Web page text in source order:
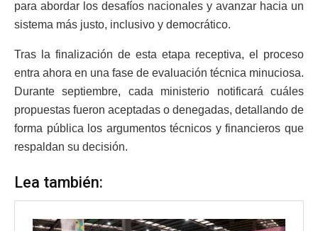
para abordar los desafíos nacionales y avanzar hacia un
sistema más justo, inclusivo y democrático.
Tras la finalización de esta etapa receptiva, el proceso
entra ahora en una fase de evaluación técnica minuciosa.
Durante septiembre, cada ministerio notificará cuáles
propuestas fueron aceptadas o denegadas, detallando de
forma pública los argumentos técnicos y financieros que
respaldan su decisión.
Lea también: